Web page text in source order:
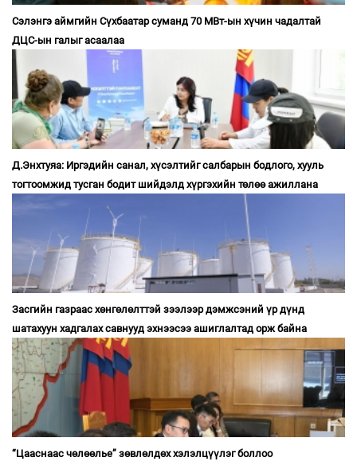
Сэлэнгэ аймгийн Сүхбаатар суманд 70 МВт-ын хүчин чадалтай
ДЦС-ын галыг асаалаа
Д.Энхтуяа: Иргэдийн санал, хүсэлтийг салбарын бодлого, хууль
тогтоомжид тусган бодит шийдэлд хүргэхийн төлөө ажиллана
Засгийн газраас хөнгөлөлттэй зээлээр дэмжсэний үр дүнд
шатахуун хадгалах савнууд эхнээсээ ашиглалтад орж байна
“Цааснаас чөлөөлье” зөвлөлдөх хэлэлцүүлэг боллоо